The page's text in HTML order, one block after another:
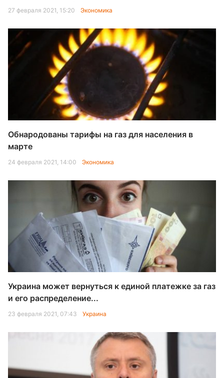
27 февраля 2021, 15:20 Экономика
Обнародованы тарифы на газ для населения в
марте
24 февраля 2021, 14:00 Экономика
Украина может вернуться к единой платежке за газ
и его распределение...
23 февраля 2021, 07:43 Украина